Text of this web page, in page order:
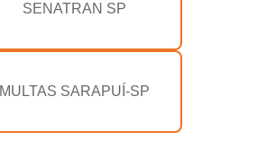
SENATRAN SP
MULTAS SARAPUÍ-SP